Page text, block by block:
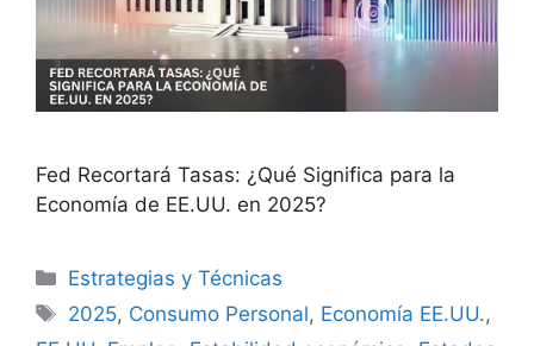
Fed Recortará Tasas: ¿Qué Significa para la
Economía de EE.UU. en 2025?
Categorías
Estrategias y Técnicas
Etiquetas
2025, Consumo Personal, Economía EE.UU.,